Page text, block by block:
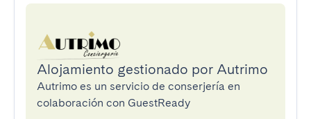
Alojamiento gestionado por Autrimo
Autrimo es un servicio de conserjería en
colaboración con GuestReady